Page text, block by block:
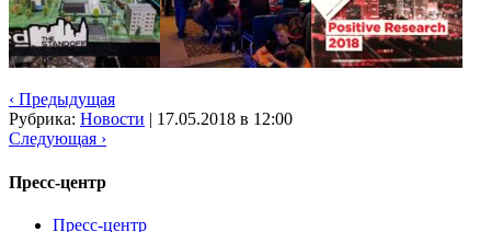
‹ Предыдущая
Рубрика: Новости | 17.05.2018 в 12:00
Следующая ›
Пресс-центр
Пресс-центр